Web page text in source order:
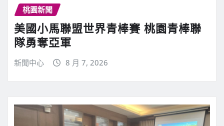
桃園新聞
美國小馬聯盟世界青棒賽 桃園青棒聯
隊勇奪亞軍
新聞中心 8 月 7, 2026